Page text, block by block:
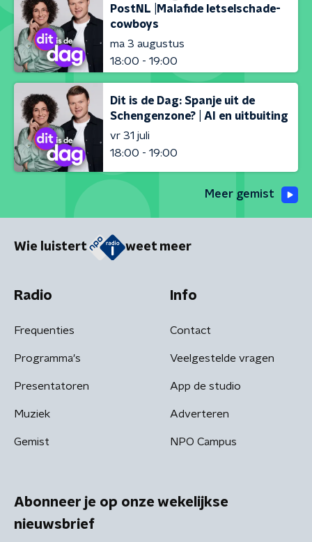
PostNL |Malafide letselschade-
cowboys
ma 3 augustus
18:00 - 19:00
Dit is de Dag: Spanje uit de
Schengenzone? | AI en uitbuiting
vr 31 juli
18:00 - 19:00
Meer gemist
Wie luistert weet meer
Radio
Frequenties
Programma's
Presentatoren
Muziek
Gemist
Info
Contact
Veelgestelde vragen
App de studio
Adverteren
NPO Campus
Abonneer je op onze wekelijkse
nieuwsbrief